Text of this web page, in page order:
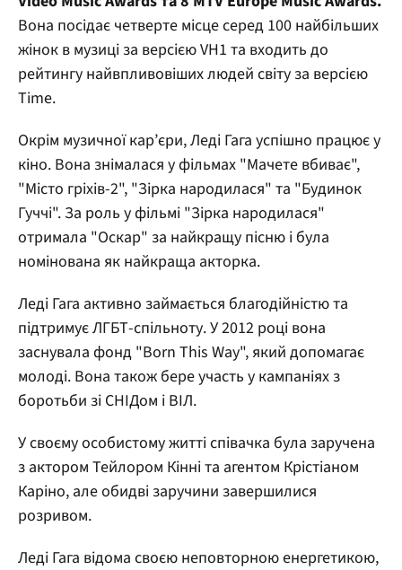
Вона посідає четверте місце серед 100 найбільших
жінок в музиці за версією VH1 та входить до
рейтингу найвпливовіших людей світу за версією
Time.
Окрім музичної кар’єри, Леді Гага успішно працює у
кіно. Вона знімалася у фільмах "Мачете вбиває",
"Місто гріхів-2", "Зірка народилася" та "Будинок
Гуччі". За роль у фільмі "Зірка народилася"
отримала "Оскар" за найкращу пісню і була
номінована як найкраща акторка.
Леді Гага активно займається благодійністю та
підтримує ЛГБТ-спільноту. У 2012 році вона
заснувала фонд "Born This Way", який допомагає
молоді. Вона також бере участь у кампаніях з
боротьби зі СНІДом і ВІЛ.
У своєму особистому житті співачка була заручена
з актором Тейлором Кінні та агентом Крістіаном
Каріно, але обидві заручини завершилися
розривом.
Леді Гага відома своєю неповторною енергетикою,